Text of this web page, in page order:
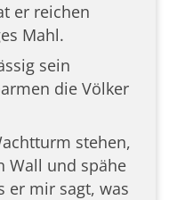
er reichen
Mahl.
sein
die Völker
stehen,
Wall und spähe
er mir sagt, was